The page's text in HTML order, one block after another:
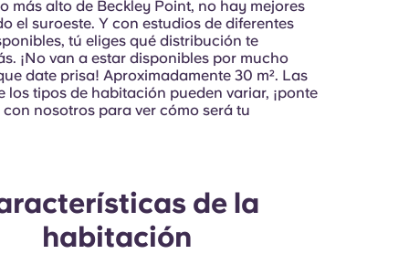
Ponte en contacto con
nosotros
más alto de Beckley Point, no hay mejores
el suroeste. Y con estudios de diferentes
tú eliges qué distribución te
¡No van a estar disponibles por mucho
date prisa! Aproximadamente 30 m². Las
los tipos de habitación pueden variar, ¡ponte
nosotros para ver cómo será tu
de la
habitación